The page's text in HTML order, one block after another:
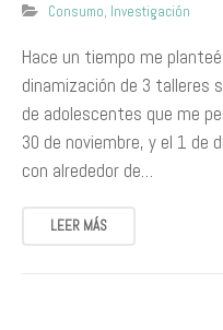
Consumo, Investigación
Hace un tiempo me
dinamización de 3 talleres
de adolescentes que me
30 de noviembre, y el 1 de
con alrededor de…
LEER MÁS